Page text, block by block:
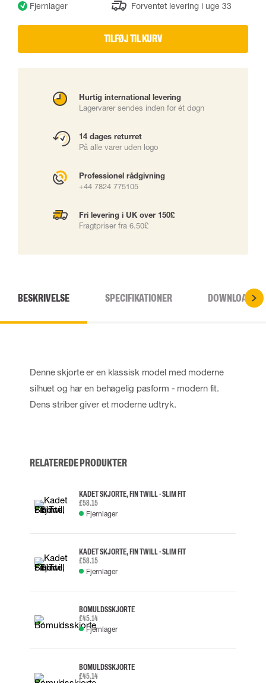
Fjernlager Forventet levering i uge 33
TILFØJ TIL KURV
Hurtig international levering
Lagervarer sendes inden for ét døgn
14 dages returret
På alle varer uden logo
Professionel rådgivning
+44 7824 775105
Fri levering i UK over 150£
Fragtpriser fra 6.50£
BESKRIVELSE SPECIFIKATIONER DOWNLOADS
Denne skjorte er en klassisk model med moderne
silhuet og har en behagelig pasform - modern fit.
Dens striber giver et moderne udtryk.
RELATEREDE PRODUKTER
KADET SKJORTE, FIN TWILL - SLIM FIT
£58.15
Fjernlager
KADET SKJORTE, FIN TWILL - SLIM FIT
£58.15
Fjernlager
BOMULDSSKJORTE
£45.14
Fjernlager
BOMULDSSKJORTE
£45.14